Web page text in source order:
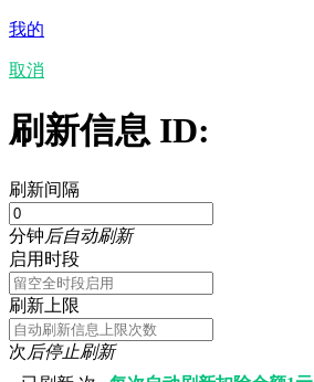
我的
取消
刷新信息 ID:
刷新间隔
分钟后自动刷新
启用时段
刷新上限
次后停止刷新